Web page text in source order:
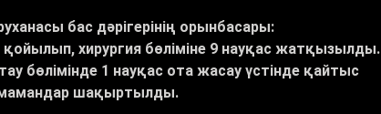
бас дәрігерінің орынбасары:
хирургия бөліміне 9 науқас жатқызылды.
бөлімінде 1 науқас ота жасау үстінде қайтыс
мамандар шақыртылды.